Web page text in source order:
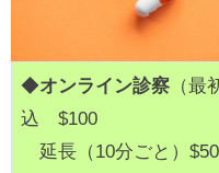
◆オンライン診察（最
込 $100
延長（10分ごと）$50